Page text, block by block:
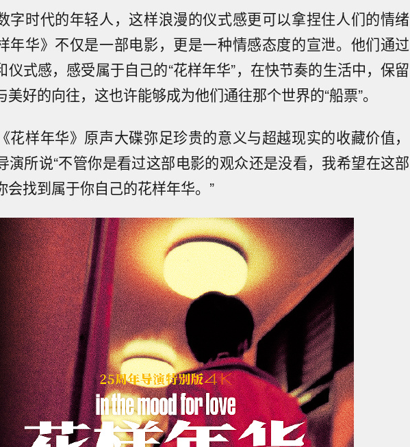
字时代的年轻人，这样浪漫的仪式感更可以拿捏住人们的情绪
年华》不仅是一部电影，更是一种情感态度的宣泄。他们通过
仪式感，感受属于自己的“花样年华”，在快节奏的生活中，保留
美好的向往，这也许能够成为他们通往那个世界的“船票”。
花样年华》原声大碟弥足珍贵的意义与超越现实的收藏价值，
演所说“不管你是看过这部电影的观众还是没看，我希望在这部
会找到属于你自己的花样年华。”